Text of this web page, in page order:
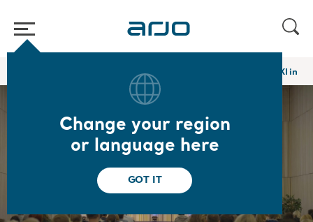
Change your region
or language here
GOT IT
Academy webinars & e-learnings DE | Robotik und KI in